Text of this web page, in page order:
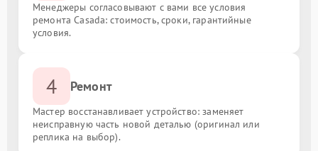
Менеджеры согласовывают с вами все условия
ремонта Casada: стоимость, сроки, гарантийные
условия.
4 Ремонт
Мастер восстанавливает устройство: заменяет
неисправную часть новой деталью (оригинал или
реплика на выбор).